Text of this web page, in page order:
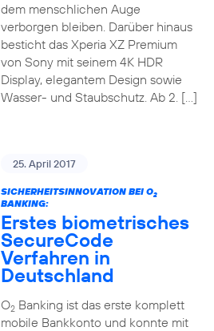
dem menschlichen Auge
verborgen bleiben. Darüber hinaus
besticht das Xperia XZ Premium
von Sony mit seinem 4K HDR
Display, elegantem Design sowie
Wasser- und Staubschutz. Ab 2. […]
25. April 2017
SICHERHEITSINNOVATION BEI O2
BANKING:
Erstes biometrisches
SecureCode
Verfahren in
Deutschland
O2Banking ist das erste komplett
mobile Bankkonto und konnte mit